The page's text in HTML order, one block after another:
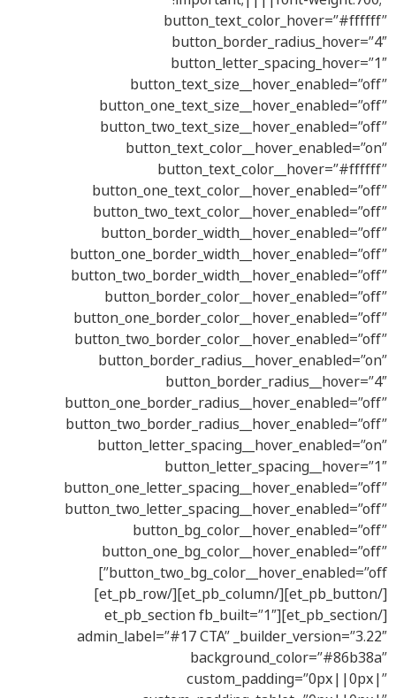
button_text_color_hover=”#ffffff”
button_border_radius_hover=”4″
button_letter_spacing_hover=”1″
button_text_size__hover_enabled=”off”
button_one_text_size__hover_enabled=”off”
button_two_text_size__hover_enabled=”off”
button_text_color__hover_enabled=”on”
button_text_color__hover=”#ffffff”
button_one_text_color__hover_enabled=”off”
button_two_text_color__hover_enabled=”off”
button_border_width__hover_enabled=”off”
button_one_border_width__hover_enabled=”off”
button_two_border_width__hover_enabled=”off”
button_border_color__hover_enabled=”off”
button_one_border_color__hover_enabled=”off”
button_two_border_color__hover_enabled=”off”
button_border_radius__hover_enabled=”on”
button_border_radius__hover=”4″
button_one_border_radius__hover_enabled=”off”
button_two_border_radius__hover_enabled=”off”
button_letter_spacing__hover_enabled=”on”
button_letter_spacing__hover=”1″
button_one_letter_spacing__hover_enabled=”off”
button_two_letter_spacing__hover_enabled=”off”
button_bg_color__hover_enabled=”off”
button_one_bg_color__hover_enabled=”off”
button_two_bg_color__hover_enabled=”off”]
[/et_pb_button][/et_pb_column][/et_pb_row]
[/et_pb_section][et_pb_section fb_built=”1″
admin_label=”#17 CTA” _builder_version=”3.22″
background_color=”#86b38a”
custom_padding=”0px||0px|”